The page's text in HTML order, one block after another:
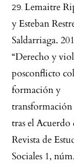
Lemaitre
y Esteban
Saldarriaga.
“Derecho y
posconflicto
formación y
transformación
tras el Acuerdo
Revista de
Sociales 1,